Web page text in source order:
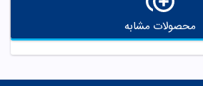
محصولات مشابه